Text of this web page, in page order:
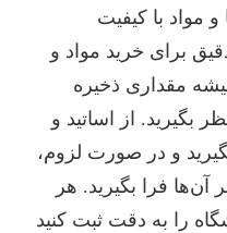
با کیفیت
خرید مواد و
ذخیره
از اساتید و
در صورت لزوم،
بگیرید. هر
به دقت ثبت کنید